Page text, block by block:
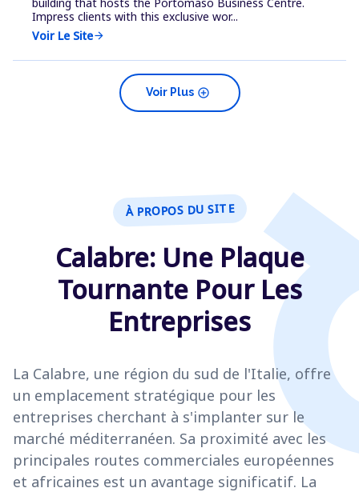
Impress clients with this exclusive wor...
Voir Le Sitearrow_forward
add_circle
Voir Plus
À PROPOS DU SITE
Calabre: Une Plaque
Tournante Pour Les
Entreprises
La Calabre, une région du sud de l'Italie, offre
un emplacement stratégique pour les
entreprises cherchant à s'implanter sur le
marché méditerranéen. Sa proximité avec les
principales routes commerciales européennes
et africaines est un avantage significatif. La